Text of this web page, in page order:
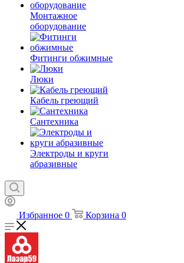
Монтажное
оборудование
Фитинги обжимные
Люки
Кабель греющий
Сантехника
Электроды и круги
абразивные
Избранное 0 Корзина 0